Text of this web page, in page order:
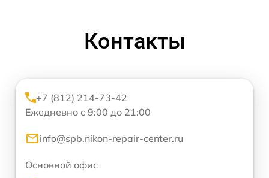
Контакты
+7 (812) 214-73-42
Ежедневно с 9:00 до 21:00
info@spb.nikon-repair-center.ru
Основной офис